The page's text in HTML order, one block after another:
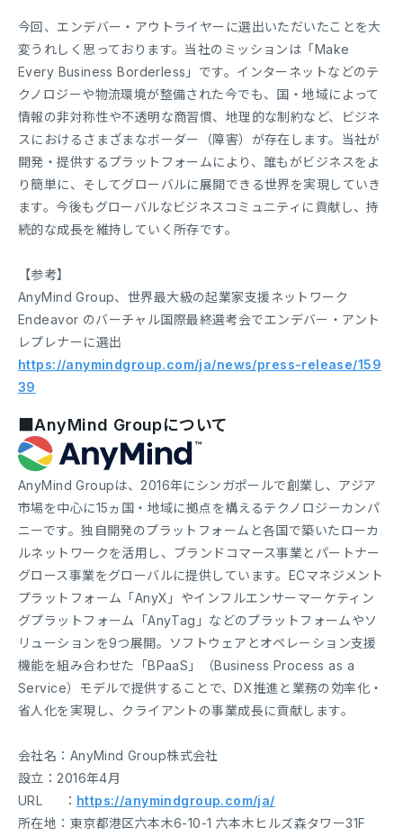
今回、エンデバー・アウトライヤーに選出いただいたことを大
変うれしく思っております。当社のミッションは「Make
Every Business Borderless」です。インターネットなどのテ
クノロジーや物流環境が整備された今でも、国・地域によって
情報の非対称性や不透明な商習慣、地理的な制約など、ビジネ
スにおけるさまざまなボーダー（障害）が存在します。当社が
開発・提供するプラットフォームにより、誰もがビジネスをよ
り簡単に、そしてグローバルに展開できる世界を実現していき
ます。今後もグローバルなビジネスコミュニティに貢献し、持
続的な成長を維持していく所存です。
【参考】
AnyMind Group、世界最大級の起業家支援ネットワーク
Endeavor のバーチャル国際最終選考会でエンデバー・アント
レプレナーに選出
https://anymindgroup.com/ja/news/press-release/159
39
■AnyMind Groupについて
AnyMind Groupは、2016年にシンガポールで創業し、アジア
市場を中心に15ヵ国・地域に拠点を構えるテクノロジーカンパ
ニーです。独自開発のプラットフォームと各国で築いたローカ
ルネットワークを活用し、ブランドコマース事業とパートナー
グロース事業をグローバルに提供しています。ECマネジメント
プラットフォーム「AnyX」やインフルエンサーマーケティン
グプラットフォーム「AnyTag」などのプラットフォームやソ
リューションを9つ展開。ソフトウェアとオペレーション支援
機能を組み合わせた「BPaaS」（Business Process as a
Service）モデルで提供することで、DX推進と業務の効率化・
省人化を実現し、クライアントの事業成長に貢献します。
会社名：AnyMind Group株式会社
設立：2016年4月
URL ： https://anymindgroup.com/ja/
所在地：東京都港区六本木6-10-1 六本木ヒルズ森タワー31F